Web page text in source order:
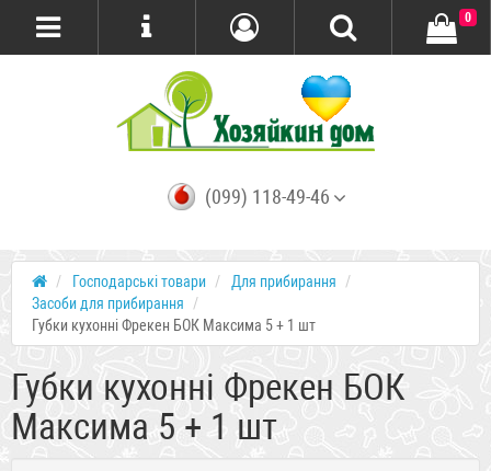
(099) 118-49-46
0
Господарські товари
Для прибирання
Засоби для прибирання
Губки кухонні Фрекен БОК Максима 5 + 1 шт
Губки кухонні Фрекен БОК
Максима 5 + 1 шт